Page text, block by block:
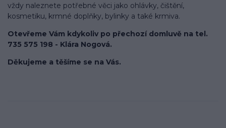
vždy naleznete potřebné věci jako ohlávky, čištění,
kosmetiku, krmné doplňky, bylinky a také krmiva.
Otevřeme Vám kdykoliv po přechozí domluvě na tel.
735 575 198 - Klára Nogová.
Děkujeme a těšíme se na Vás.